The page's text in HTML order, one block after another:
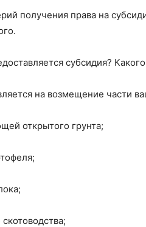
получения права на
.
субсидия?
на возмещение части
открытого грунта;